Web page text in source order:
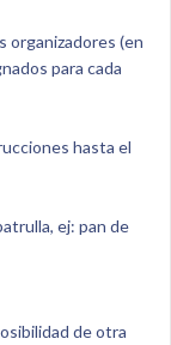
(en
para cada
hasta el
ej: pan de
de otra